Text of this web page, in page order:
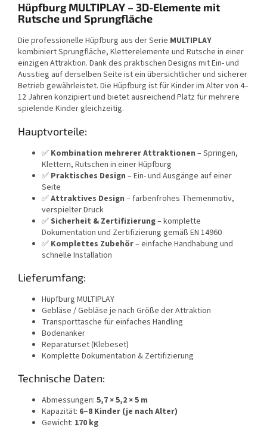
Hüpfburg MULTIPLAY – 3D-Elemente mit
Rutsche und Sprungfläche
Die professionelle Hüpfburg aus der Serie MULTIPLAY
kombiniert Sprungfläche, Kletterelemente und Rutsche in einer
einzigen Attraktion. Dank des praktischen Designs mit Ein- und
Ausstieg auf derselben Seite ist ein übersichtlicher und sicherer
Betrieb gewährleistet. Die Hüpfburg ist für Kinder im Alter von 4–
12 Jahren konzipiert und bietet ausreichend Platz für mehrere
spielende Kinder gleichzeitig.
Hauptvorteile:
✅ Kombination mehrerer Attraktionen – Springen,
Klettern, Rutschen in einer Hüpfburg
✅ Praktisches Design – Ein- und Ausgänge auf einer
Seite
✅Attraktives Design – farbenfrohes Themenmotiv,
verspielter Druck
✅Sicherheit & Zertifizierung– komplette
Dokumentation und Zertifizierung gemäß EN 14960
✅ Komplettes Zubehör– einfache Handhabung und
schnelle Installation
Lieferumfang:
Hüpfburg MULTIPLAY
Gebläse / Gebläse je nach Größe der Attraktion
Transporttasche für einfaches Handling
Bodenanker
Reparaturset (Klebeset)
Komplette Dokumentation & Zertifizierung
Technische Daten:
Abmessungen: 5,7 × 5,2 × 5 m
Kapazität: 6–8 Kinder (je nach Alter)
Gewicht: 170 kg